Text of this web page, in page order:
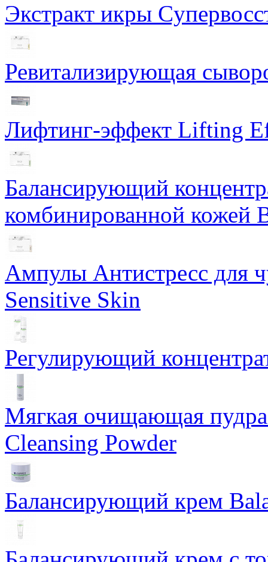
Экстракт икры
Ревитализирующая
Лифтинг-эффект Lifting
Балансирующий
комбинированной кожей
Ампулы Антистресс для
Sensitive Skin
Регулирующий
Мягкая очищающая
Cleansing Powder
Балансирующий крем